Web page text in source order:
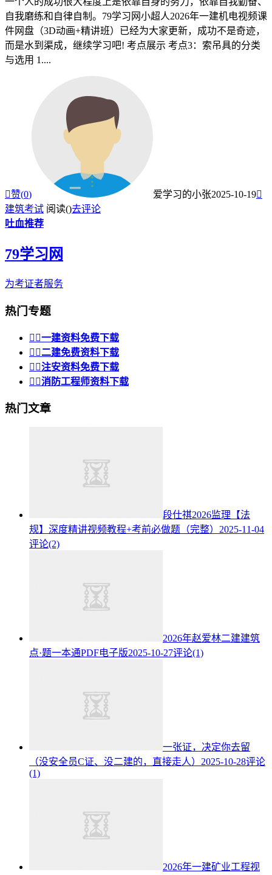
自我磨练和自律自制。79学习网小超人2026年一建机电视频课
件网盘（3D动画+精讲班）已经为大家更新，成功不是奇迹，
而是水到渠成，继续学习吧! 考点展示 考点3：索吊具的分类
与选用 1....
赞(0) 爱学习的小张2025-10-19
建筑考试 阅读()去评论
吐血推荐
79学习网
为考证者服务
热门专题
 一建资料免费下载
 二建免费资料下载
 注安资料免费下载
 消防工程师资料下载
热门文章
段仕祺2026监理【法
规】深度精讲视频教程+考前必做题（完整） 2025-11-04
评论(2)
2026年赵爱林二建建筑
点·题一本通PDF电子版2025-10-27评论(1)
一张证，决定你去留
（没安全员C证、没二建的，直接走人） 2025-10-28评论
(1)
2026年一建矿业工程视